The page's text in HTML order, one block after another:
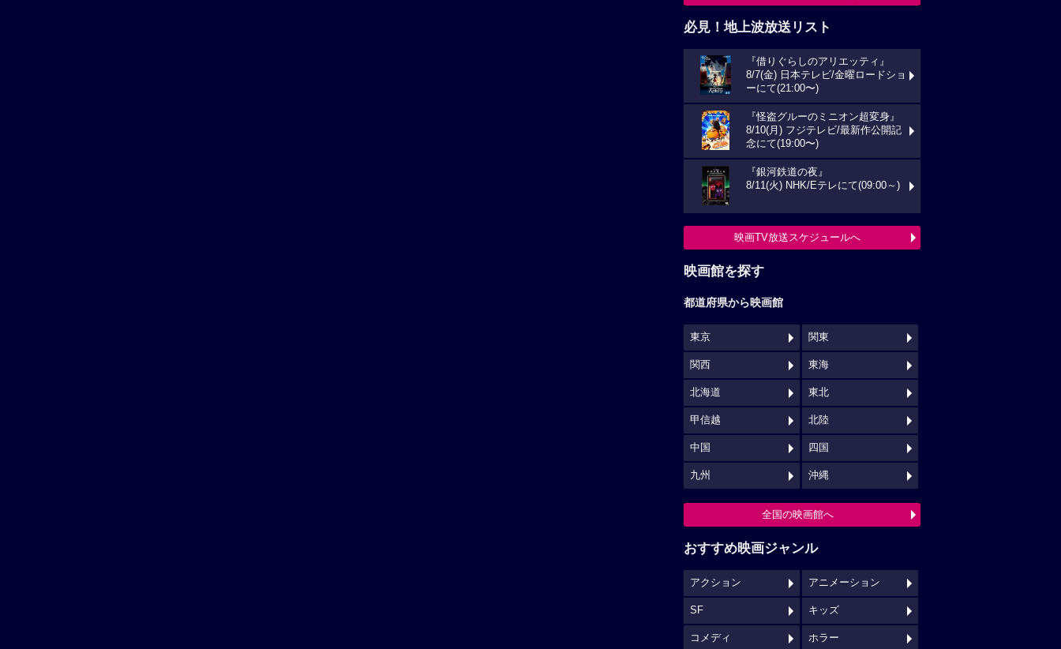
必見！地上波放送リスト
『借りぐらしのアリエッティ』
8/7(金) 日本テレビ/金曜ロードショ
ーにて(21:00〜)
『怪盗グルーのミニオン超変身』
8/10(月) フジテレビ/最新作公開記
念にて(19:00〜)
『銀河鉄道の夜』
8/11(火) NHK/Eテレにて(09:00～)
映画TV放送スケジュールへ
映画館を探す
都道府県から映画館
東京 関東
関西 東海
北海道 東北
甲信越 北陸
中国 四国
九州 沖縄
全国の映画館へ
おすすめ映画ジャンル
アクション アニメーション
SF キッズ
コメディ ホラー